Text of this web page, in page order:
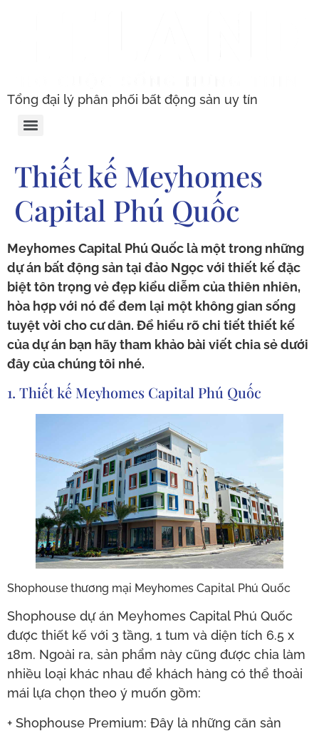
Tổng đại lý phân phối bất động sản uy tín
Thiết kế Meyhomes
Capital Phú Quốc
Meyhomes Capital Phú Quốc là một trong những
dự án bất động sản tại đảo Ngọc với thiết kế đặc
biệt tôn trọng vẻ đẹp kiểu diễm của thiên nhiên,
hòa hợp với nó để đem lại một không gian sống
tuyệt vời cho cư dân. Để hiểu rõ chi tiết thiết kế
của dự án bạn hãy tham khảo bài viết chia sẻ dưới
đây của chúng tôi nhé.
1. Thiết kế Meyhomes Capital Phú Quốc
Shophouse thương mại Meyhomes Capital Phú Quốc
Shophouse dự án Meyhomes Capital Phú Quốc
được thiết kế với 3 tầng, 1 tum và diện tích 6.5 x
18m. Ngoài ra, sản phẩm này cũng được chia làm
nhiều loại khác nhau để khách hàng có thể thoải
mái lựa chọn theo ý muốn gồm:
+ Shophouse Premium: Đây là những căn sản